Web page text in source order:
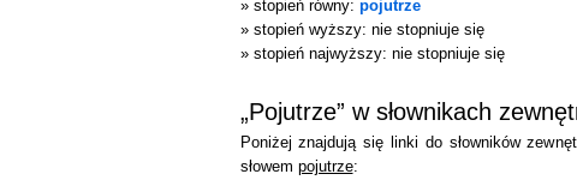
» stopień równy: pojutrze
» stopień wyższy: nie stopniuje się
» stopień najwyższy: nie stopniuje się
„Pojutrze” w słownikach
Poniżej znajdują się linki do słowników
słowem pojutrze: